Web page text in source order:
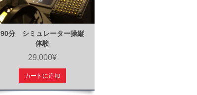
90分 シミュレーター操縦
体験
29,000¥
カートに追加